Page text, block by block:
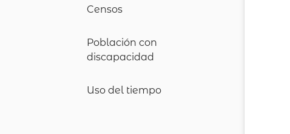
Censos
Población con
discapacidad
Uso del tiempo